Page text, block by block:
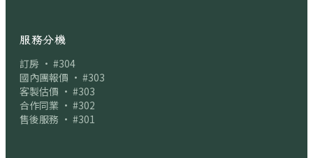
服務分機
訂房 · #304
國內團報價 · #303
客製估價 · #303
合作同業 · #302
售後服務 · #301